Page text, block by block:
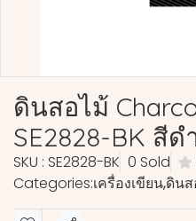
ดินสอไม้
SE2828-BK สีด
SKU : SE2828-BK 0 Sold
Categories:เครื่องเขียน,ดิน